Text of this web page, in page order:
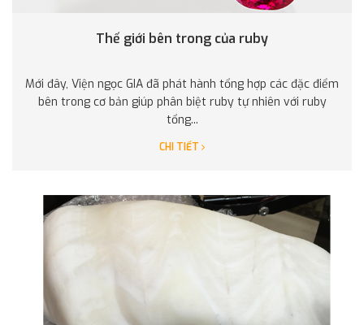
Thế giới bên trong của ruby
Mới đây, Viện ngọc GIA đã phát hành tổng hợp các đặc điểm
bên trong cơ bản giúp phân biệt ruby tự nhiên với ruby
tổng...
CHI TIẾT